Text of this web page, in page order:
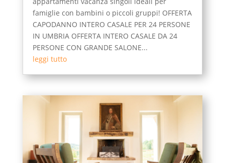
famiglie con bambini o piccoli gruppi! OFFERTA
CAPODANNO INTERO CASALE PER 24 PERSONE
IN UMBRIA OFFERTA INTERO CASALE DA 24
PERSONE CON GRANDE SALONE...
leggi tutto